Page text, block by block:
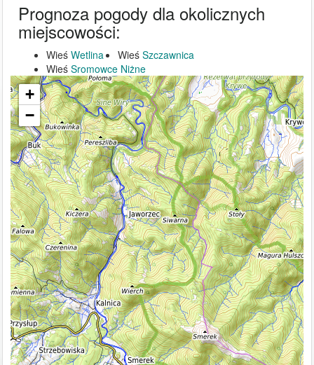
Prognoza pogody dla okolicznych
miejscowości:
Wieś Wetlina Wieś Szczawnica
Wieś Sromowce Niżne
+
−